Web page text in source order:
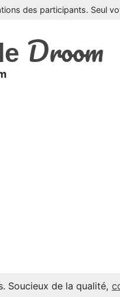
des participants. Seul
Droom
Soucieux de la qualité,